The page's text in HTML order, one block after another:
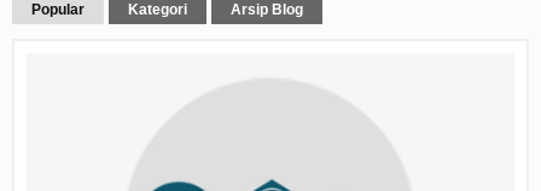
Popular Kategori Arsip Blog